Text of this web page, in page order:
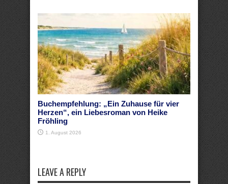
Buchempfehlung: „Ein Zuhause für vier
Herzen“, ein Liebesroman von Heike
Fröhling
1. August 2026
LEAVE A REPLY